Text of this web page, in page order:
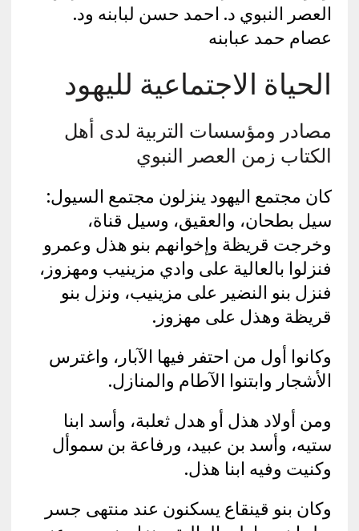
العصر النبوي د. احمد حسن لبابنه ود.
عصام حمد عبابنه
الحياة الاجتماعية لليهود
مصادر ومؤسسات التربية لدى أهل
الكتاب زمن العصر النبوي
كان مجتمع اليهود ينزلون مجتمع السيول:
سيل بطحان، والعقيق، وسيل قناة،
وخرجت قريظة وإخوانهم بنو هذل وعمرو
فنزلوا بالعالية على وادي مزينيب ومهزوز،
فنزل بنو النضير على مزينيب، ونزل بنو
قريظة وهذل على مهزوز.
وكانوا أول من احتفر فيها الآبار، واغترس
الأشجار وابتنوا الآطام والمنازل.
ومن أولاد هذل أو هدل ثعلبة، وأسد ابنا
ستيه، وأسد بن عبيد، ورفاعة بن سموأل
وكنيت وفيه ابنا هذل.
وكان بنو قينقاع يسكنون عند منتهى جسر